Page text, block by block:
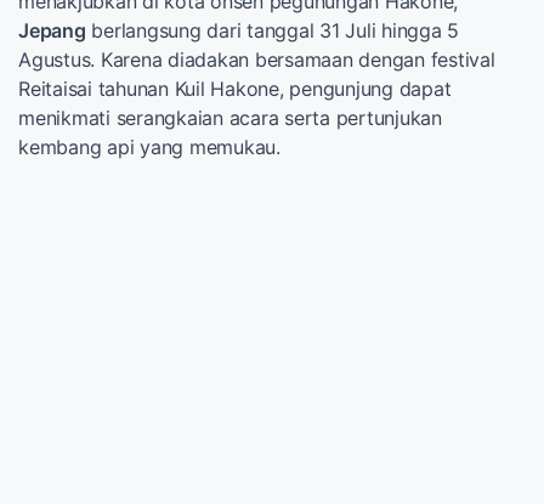
Jepang berlangsung dari tanggal 31 Juli hingga 5
Agustus. Karena diadakan bersamaan dengan festival
Reitaisai tahunan Kuil Hakone, pengunjung dapat
menikmati serangkaian acara serta pertunjukan
kembang api yang memukau.